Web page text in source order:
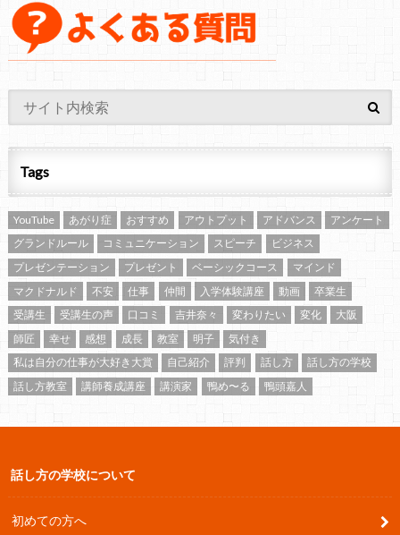
Tags
YouTube あがり症 おすすめ アウトプット アドバンス
アンケート
グランドルール
コミュニケーション スピーチ
ビジネス
プレゼンテーション
プレゼント ベーシックコース
マインド
マクドナルド
不安 仕事 仲間 入学体験講座 動画
卒業生
受講生
受講生の声 口コミ 吉井奈々 変わりたい 変化
大阪
師匠
幸せ 感想 成長 教室 明子
気付き
私は自分の仕事が大好き大賞
自己紹介 評判 話し方
話し方の学校
話し方教室
講師養成講座 講演家 鴨め〜る 鴨頭嘉人
話し方の学校について
初めての方へ